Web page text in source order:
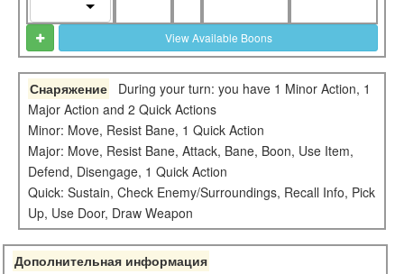
View Available Boons
Снаряжение
During your turn: you have 1 Minor Action, 1
Major Action and 2 Quick Actions
Minor: Move, Resist Bane, 1 Quick Action
Major: Move, Resist Bane, Attack, Bane, Boon, Use Item,
Defend, Disengage, 1 Quick Action
Quick: Sustain, Check Enemy/Surroundings, Recall Info, Pick
Up, Use Door, Draw Weapon
Дополнительная информация